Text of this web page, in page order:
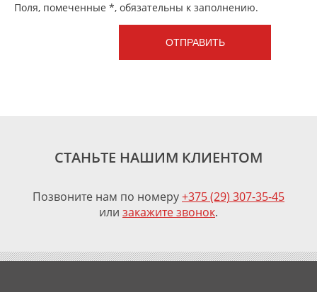
Поля, помеченные *, обязательны к заполнению.
СТАНЬТЕ НАШИМ КЛИЕНТОМ
Позвоните нам по номеру+375 (29) 307-35-45
или закажите звонок.